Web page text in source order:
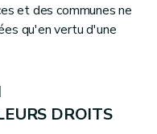
et des communes ne
qu'en vertu d'une
DROITS